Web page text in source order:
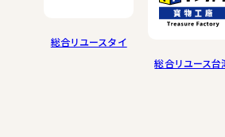
総合リユースタイ
総合リユース台